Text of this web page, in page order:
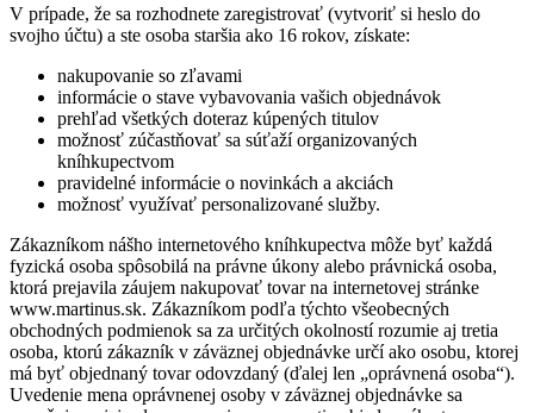
V prípade, že sa rozhodnete zaregistrovať (vytvoriť si heslo do
svojho účtu) a ste osoba staršia ako 16 rokov, získate:
nakupovanie so zľavami
informácie o stave vybavovania vašich objednávok
prehľad všetkých doteraz kúpených titulov
možnosť zúčastňovať sa súťaží organizovaných
kníhkupectvom
pravidelné informácie o novinkách a akciách
možnosť využívať personalizované služby.
Zákazníkom nášho internetového kníhkupectva môže byť každá
fyzická osoba spôsobilá na právne úkony alebo právnická osoba,
ktorá prejavila záujem nakupovať tovar na internetovej stránke
www.martinus.sk. Zákazníkom podľa týchto všeobecných
obchodných podmienok sa za určitých okolností rozumie aj tretia
osoba, ktorú zákazník v záväznej objednávke určí ako osobu, ktorej
má byť objednaný tovar odovzdaný (ďalej len „oprávnená osoba“).
Uvedenie mena oprávnenej osoby v záväznej objednávke sa